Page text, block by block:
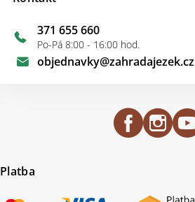
objednavky@zahradajezek.cz
371 655 660
Po-Pá 8:00 - 16:00 hod.
Platba